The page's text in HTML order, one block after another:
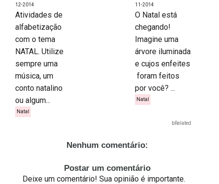
12-2014
Atividades de
alfabetização
com o tema
NATAL. Utilize
sempre uma
música, um
conto natalino
ou algum...
Natal
11-2014
O Natal está
chegando!
Imagine uma
árvore iluminada
e cujos enfeites
foram feitos
por você? ...
Natal
bRelated
Nenhum comentário:
Postar um comentário
Deixe um comentário! Sua opinião é importante.